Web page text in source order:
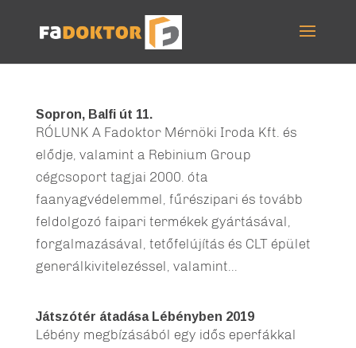
Sopron, Balfi út 11.
RÓLUNK A Fadoktor Mérnöki Iroda Kft. és
elődje, valamint a Rebinium Group
cégcsoport tagjai 2000. óta
faanyagvédelemmel, fűrészipari és tovább
feldolgozó faipari termékek gyártásával,
forgalmazásával, tetőfelújítás és CLT épület
generálkivitelezéssel, valamint...
Játszótér átadása Lébényben 2019
Lébény megbízásából egy idős eperfákkal